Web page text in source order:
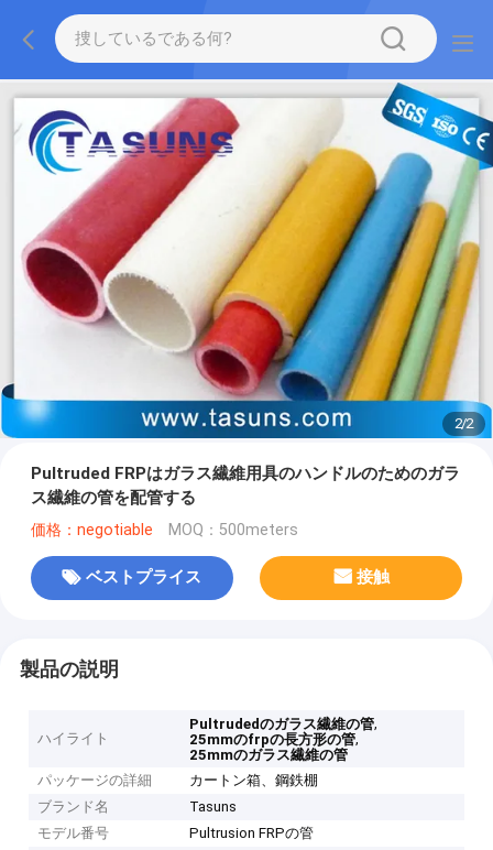
2/2
Pultruded FRPはガラス繊維用具のハンドルのためのガラ
ス繊維の管を配管する
価格：negotiable MOQ：500meters
ベストプライス 接触
製品の説明
ハイライト
Pultrudedのガラス繊維の管,
25mmのfrpの長方形の管,
25mmのガラス繊維の管
パッケージの詳細
カートン箱、鋼鉄棚
ブランド名
Tasuns
モデル番号
Pultrusion FRPの管